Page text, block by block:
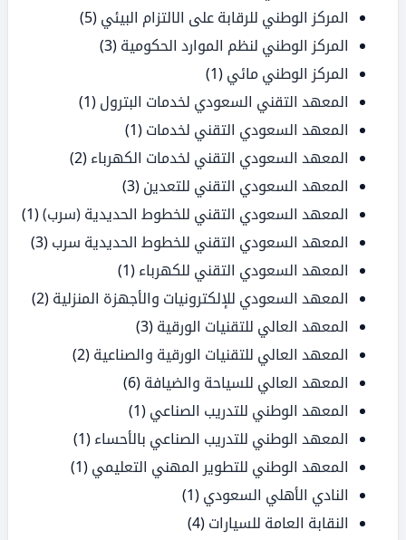
المركز الوطني للرقابة على الالتزام البيئي (5)
المركز الوطني لنظم الموارد الحكومية (3)
المركز الوطني مائي (1)
المعهد التقني السعودي لخدمات البترول (1)
المعهد السعودي التقني لخدمات (1)
المعهد السعودي التقني لخدمات الكهرباء (2)
المعهد السعودي التقني للتعدين (3)
المعهد السعودي التقني للخطوط الحديدية (سرب)(1)
المعهد السعودي التقني للخطوط الحديدية سرب (3)
المعهد السعودي التقني للكهرباء (1)
المعهد السعودي للإلكترونيات والأجهزة المنزلية (2)
المعهد العالي للتقنيات الورقية (3)
المعهد العالي للتقنيات الورقية والصناعية (2)
المعهد العالي للسياحة والضيافة (6)
المعهد الوطني للتدريب الصناعي (1)
المعهد الوطني للتدريب الصناعي بالأحساء (1)
المعهد الوطني للتطوير المهني التعليمي (1)
النادي الأهلي السعودي (1)
النقابة العامة للسيارات (4)